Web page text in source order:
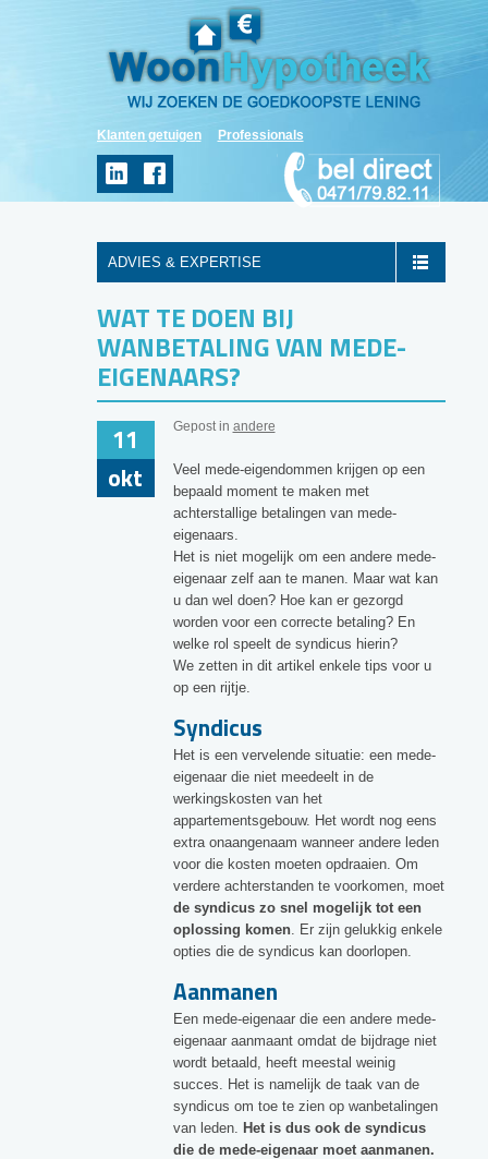
Klanten getuigen Professionals
ADVIES & EXPERTISE
WAT TE DOEN BIJ
WANBETALING VAN MEDE-
EIGENAARS?
11
okt
Gepost in andere
Veel mede-eigendommen krijgen op een
bepaald moment te maken met
achterstallige betalingen van mede-
eigenaars.
Het is niet mogelijk om een andere mede-
eigenaar zelf aan te manen. Maar wat kan
u dan wel doen? Hoe kan er gezorgd
worden voor een correcte betaling? En
welke rol speelt de syndicus hierin?
We zetten in dit artikel enkele tips voor u
op een rijtje.
Syndicus
Het is een vervelende situatie: een mede-
eigenaar die niet meedeelt in de
werkingskosten van het
appartementsgebouw. Het wordt nog eens
extra onaangenaam wanneer andere leden
voor die kosten moeten opdraaien. Om
verdere achterstanden te voorkomen, moet
de syndicus zo snel mogelijk tot een
oplossing komen. Er zijn gelukkig enkele
opties die de syndicus kan doorlopen.
Aanmanen
Een mede-eigenaar die een andere mede-
eigenaar aanmaant omdat de bijdrage niet
wordt betaald, heeft meestal weinig
succes. Het is namelijk de taak van de
syndicus om toe te zien op wanbetalingen
van leden. Het is dus ook de syndicus
die de mede-eigenaar moet aanmanen.